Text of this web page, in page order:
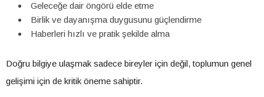
Geleceğe dair öngörü elde etme
Birlik ve dayanışma duygusunu güçlendirme
Haberleri hızlı ve pratik şekilde alma
Doğru bilgiye ulaşmak sadece bireyler için değil, toplumun genel
gelişimi için de kritik öneme sahiptir.